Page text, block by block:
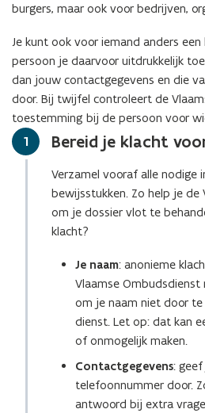
burgers, maar ook voor bedrijven,
Je kunt ook voor iemand anders
persoon je daarvoor uitdrukkelijk
dan jouw contactgegevens en die
door. Bij twijfel controleert de
toestemming bij de persoon voor
Stap
1 Bereid je klacht
Verzamel vooraf alle nodige
bewijsstukken. Zo help je de
om je dossier vlot te
klacht?
Je naam: anonieme
Vlaamse Ombudsdienst
om je naam niet door
dienst. Let op: dat kan
of onmogelijk maken.
Contactgegevens:
telefoonnummer door.
antwoord bij extra